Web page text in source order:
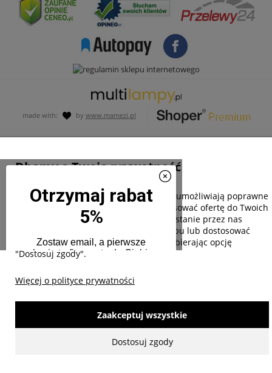
made with: by www.mamezi.pl
Dbamy o Twoją prywatność
Pliki cookies i pokrewne im technologie umożliwiają poprawne
działanie strony i pomagają nam dostosować ofertę do Twoich
potrzeb. Możesz zaakceptować wykorzystanie przez nas
wszystkich tych plików i przejść do sklepu lub dostosować
użycie plików do swoich preferencji, wybierając opcję
"Dostosuj zgody".
Więcej o polityce prywatności
Dostosuj zgody
Zaakceptuj wszystkie